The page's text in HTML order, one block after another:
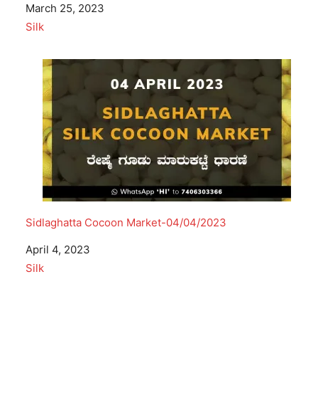
Date
March 25, 2023
In relation to
Silk
Sidlaghatta Cocoon Market-04/04/2023
Date
April 4, 2023
In relation to
Silk